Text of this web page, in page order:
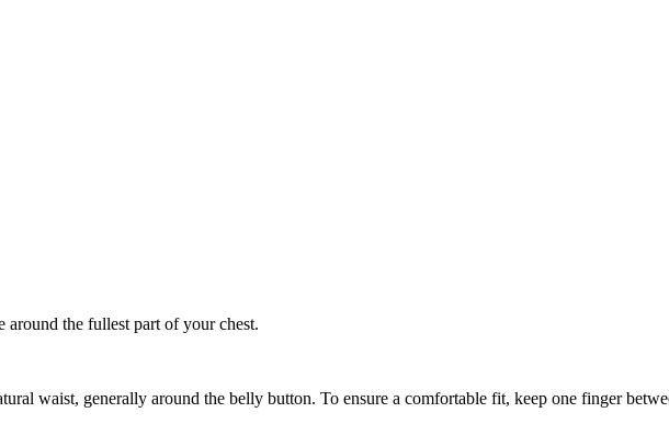
around the fullest part of your chest.
waist, generally around the belly button. To ensure a comfortable fit, keep one finger